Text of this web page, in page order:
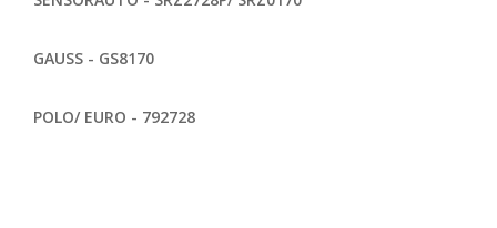
GAUSS - GS8170
POLO/ EURO - 792728